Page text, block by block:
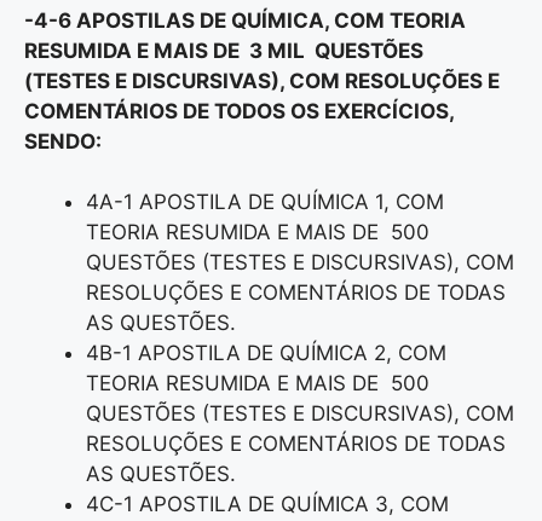
-4-6 APOSTILAS DE QUÍMICA, COM TEORIA
RESUMIDA E MAIS DE 3 MIL QUESTÕES
(TESTES E DISCURSIVAS), COM RESOLUÇÕES E
COMENTÁRIOS DE TODOS OS EXERCÍCIOS,
SENDO:
4A-1 APOSTILA DE QUÍMICA 1, COM
TEORIA RESUMIDA E MAIS DE 500
QUESTÕES (TESTES E DISCURSIVAS), COM
RESOLUÇÕES E COMENTÁRIOS DE TODAS
AS QUESTÕES.
4B-1 APOSTILA DE QUÍMICA 2, COM
TEORIA RESUMIDA E MAIS DE 500
QUESTÕES (TESTES E DISCURSIVAS), COM
RESOLUÇÕES E COMENTÁRIOS DE TODAS
AS QUESTÕES.
4C-1 APOSTILA DE QUÍMICA 3, COM